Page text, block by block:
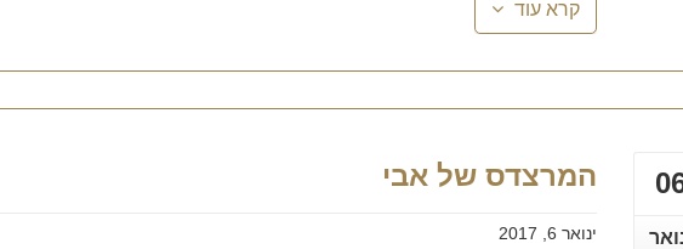
קרא עוד
המרצדס של אבי
ינואר 6, 2017